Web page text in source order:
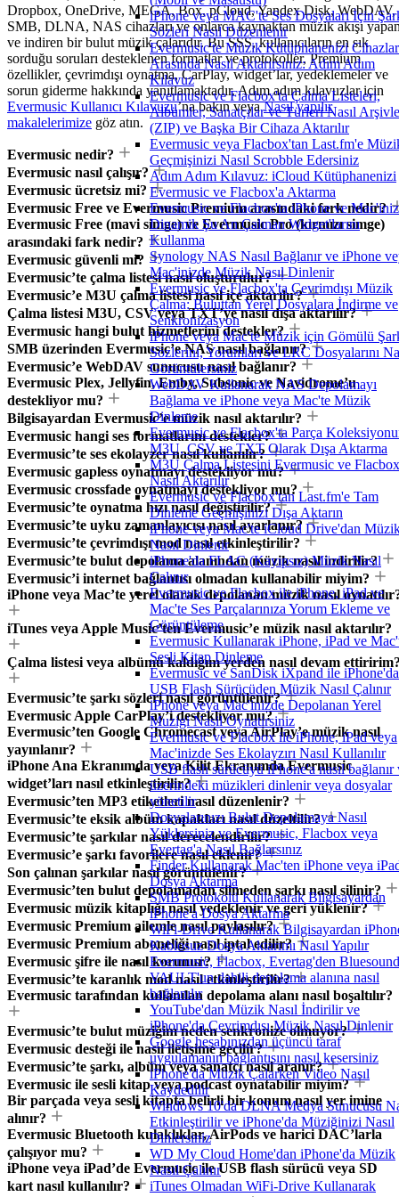
iPhone veya MAC'te Ses Dosyaları İçin
Sözleri Nasıl Düzenlenir
Evermusic'te Müzik Kütüphanenizi Cihazlar
Arasında Nasıl Aktarırsınız: Adım Adım
Kılavuz
Evermusic ve Flacbox'ta Çalma Listeleri,
Albümler, Sanatçılar ve Türleri Nasıl
(ZIP) ve Başka Bir Cihaza Aktarılır
Evermusic veya Flacbox'tan Last.fm'e
Geçmişinizi Nasıl Scrobble Edersiniz
Adım Adım Kılavuz: iCloud Kütüphanenizi
Evermusic ve Flacbox'a Aktarma
Evermusic ve Flacbox'ta iPhone ve
Dinamik Şu An Çalınan Widget'larını
Kullanma
Synology NAS Nasıl Bağlanır ve iPhone
Mac'inizde Müzik Nasıl Dinlenir
Evermusic ve Flacbox'ta Çevrimdışı Müzik
Çalma: Buluttan Yerel Dosyalara İndirme ve
Senkronizasyon
iPhone veya Mac'te Müzik için Gömülü
Sözlerini, Yorumları ve LRC Dosyalarını
Görüntülersiniz
WebDAV Kullanarak NAS Depolamayı
Bağlama ve iPhone veya Mac'te Müzik
Dinleme
Evermusic ve Flacbox'ta Parça
M3U, CSV ve TXT Olarak Dışa Aktarma
M3U Çalma Listesini Evermusic ve
Nasıl Aktarılır
Evermusic ve Flacbox'tan Last.fm'e Tam
Dinleme Geçmişinizi Dışa Aktarın
iPhone veya Mac'te iCloud Drive'dan
Nasıl Dinlenir
iPhone'da FLAC (Kayıpsız) Müzik Nasıl
Çalınır
Evermusic ve Flacbox ile iPhone, iPad ve
Mac'te Ses Parçalarınıza Yorum Ekleme ve
Görüntüleme
Evermusic Kullanarak iPhone, iPad ve
Sesli Kitap Dinleme
Evermusic ve SanDisk iXpand ile iPhone'da
USB Flash Sürücüden Müzik Nasıl Çalınır
iPhone veya Mac'inizde Depolanan Yerel
Muzigi Nasil Oynatirsiniz
Evermusic ve Flacbox ile iPhone, iPad veya
Mac'inizde Ses Ekolayzırı Nasıl Kullanılır
USB flash sürücüyü iPhone'a nasıl bağlanır
üzerindeki müzikleri dinlenir veya dosyalar
yönetilir
Dosyalarınızı Bulut Depolamaya Nasıl
Yüklersiniz ve Evermusic, Flacbox veya
Evertag'a Nasıl Bağlarsınız
Finder Kullanarak Mac'ten iPhone veya
Dosya Aktarma
SMB Protokolü Kullanarak Bilgisayardan
iPhone'a Dosya Aktarma
WiFi-Drive Kullanarak Bilgisayardan
Kablosuz Dosya Aktarımı Nasıl Yapılır
Evermusic, Flacbox, Evertag'den Bluesound
VAULT'un dahili depolama alanına nasıl
bağlanılır
YouTube'dan Müzik Nasıl İndirilir ve
iPhone'da Çevrimdışı Müzik Nasıl Dinlenir
Google hesabınızdan üçüncü taraf
uygulamanın bağlantısını nasıl kesersiniz
iPhone'da Müzik Çalarken Video Nasıl
Kaydedilir
Windows 10'da DLNA Medya Sunucusu
Etkinleştirilir ve iPhone'da Müziğinizi Nasıl
Dinlersiniz
WD My Cloud Home'dan iPhone'da Müzik
Nasıl Çalınır
iTunes Olmadan WiFi-Drive Kullanarak
Dropbox, OneDrive, MEGA, Box, pCloud, Yandex Disk, WebDAV,
SMB, DLNA, NAS cihazları ve onlarca kaynaktan müzik akışı
ve indiren bir bulut müzik çalarıdır. Bu SSS, kullanıcıların en sık
sorduğu soruları desteklenen formatlar ve protokoller, Premium
özellikler, çevrimdışı oynatma, CarPlay, widget’lar, yedeklemeler ve
sorun giderme hakkında yanıtlamaktadır. Adım adım kılavuzlar için
Evermusic Kullanıcı Kılavuzu’na bakın veyaNasıl yapılır
makalelerimize göz atın.
Evermusic nedir?
Evermusic nasıl çalışır?
Evermusic ücretsiz mi?
Evermusic Free ve Evermusic Premium arasındaki fark nedir?
Evermusic Free (mavi simge) ve Evermusic Pro (kırmızı simge)
arasındaki fark nedir?
Evermusic güvenli mi?
Evermusic’te çalma listesi nasıl oluşturulur?
Evermusic’e M3U çalma listesi nasıl içe aktarılır?
Çalma listesi M3U, CSV veya TXT’ye nasıl dışa aktarılır?
Evermusic hangi bulut hizmetlerini destekler?
SMB üzerinden Evermusic’e NAS nasıl bağlanır?
Evermusic’e WebDAV sunucusu nasıl bağlanır?
Evermusic Plex, Jellyfin, Emby, Subsonic ve Navidrome’u
destekliyor mu?
Bilgisayardan Evermusic’e müzik nasıl aktarılır?
Evermusic hangi ses formatlarını destekler?
Evermusic’te ses ekolayzer nasıl kullanılır?
Evermusic gapless oynatmayı destekliyor mu?
Evermusic crossfade oynatmayı destekliyor mu?
Evermusic’te oynatma hızı nasıl değiştirilir?
Evermusic’te uyku zamanlayıcısı nasıl ayarlanır?
Evermusic’te çevrimdışı mod nasıl etkinleştirilir?
Evermusic’te bulut depolama alanından müzik nasıl indirilir?
Evermusic’i internet bağlantısı olmadan kullanabilir miyim?
iPhone veya Mac’te yerel olarak depolanan müzik nasıl
iTunes veya Apple Music’ten Evermusic’e müzik nasıl aktarılır?
Çalma listesi veya albümü kaldığım yerden nasıl devam
Evermusic’te şarkı sözleri nasıl görüntülenir?
Evermusic Apple CarPlay’i destekliyor mu?
Evermusic’ten Google Chromecast veya AirPlay’e müzik nasıl
yayınlanır?
iPhone Ana Ekranımda veya Kilit Ekranımda Evermusic
widget’ları nasıl etkinleştirilir?
Evermusic’ten MP3 etiketleri nasıl düzenlenir?
Evermusic’te eksik albüm kapakları nasıl düzeltilir?
Evermusic’te şarkılar nasıl derecelendirilir?
Evermusic’e şarkı favorilere nasıl eklenir?
Son çalınan şarkılar nasıl görüntülenir?
Evermusic’ten bulut depolamadan silmeden şarkı nasıl silinir?
Evermusic müzik kitaplığı nasıl yedeklenir ve geri yüklenir?
Evermusic Premium ailemle nasıl paylaşılır?
Evermusic Premium aboneliği nasıl iptal edilir?
Evermusic şifre ile nasıl korunur?
Evermusic’te karanlık mod nasıl etkinleştirilir?
Evermusic tarafından kullanılan depolama alanı nasıl boşaltılır?
Evermusic’te bulut müziğim neden senkronize olmuyor?
Evermusic desteği ile nasıl iletişime geçilir?
Evermusic’te şarkı, albüm veya sanatçı nasıl aranır?
Evermusic ile sesli kitap veya podcast oynatabilir miyim?
Bir parçada veya sesli kitapta belirli bir konum nasıl yer imine
alınır?
Evermusic Bluetooth kulaklıklar, AirPods ve harici DAC’larla
çalışıyor mu?
iPhone veya iPad’de Evermusic ile USB flash sürücü veya SD
kart nasıl kullanılır?